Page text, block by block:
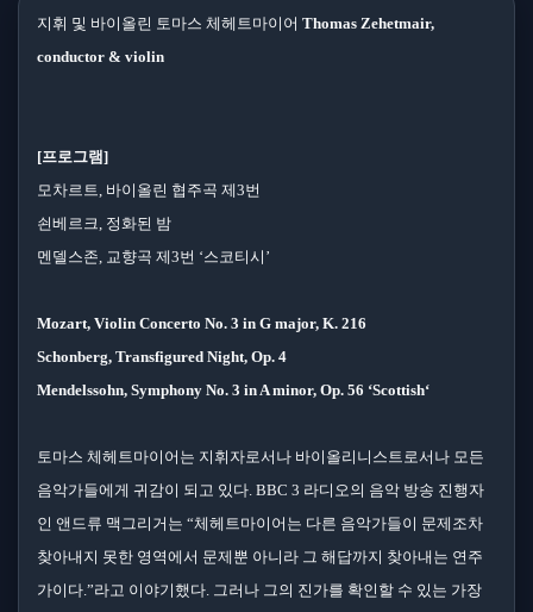
지휘 및 바이올린 토마스 체헤트마이어 Thomas Zehetmair,
conductor & violin
[프로그램]
모차르트, 바이올린 협주곡 제3번
쇤베르크, 정화된 밤
멘델스존, 교향곡 제3번 ‘스코티시’
Mozart, Violin Concerto No. 3 in G major, K. 216
Schonberg, Transfigured Night, Op. 4
Mendelssohn, Symphony No. 3 in A minor, Op. 56 ‘Scottish‘
토마스 체헤트마이어는 지휘자로서나 바이올리니스트로서나 모든
음악가들에게 귀감이 되고 있다. BBC 3 라디오의 음악 방송 진행자
인 앤드류 맥그리거는 “체헤트마이어는 다른 음악가들이 문제조차
찾아내지 못한 영역에서 문제뿐 아니라 그 해답까지 찾아내는 연주
가이다.”라고 이야기했다. 그러나 그의 진가를 확인할 수 있는 가장